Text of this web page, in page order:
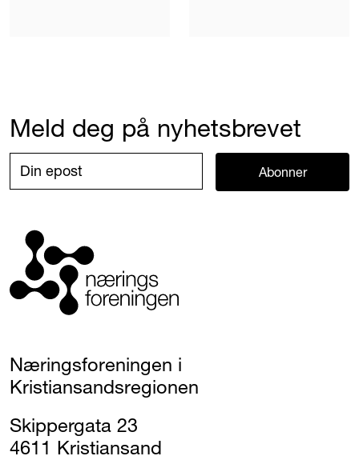
Meld deg på nyhetsbrevet
Abonner
Næringsforeningen i
Kristiansandsregionen
Skippergata 23
4611 Kristiansand